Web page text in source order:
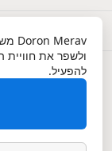
שירות לקוחות
Doron Merav
ולשפר את חוויית
להפעיל.